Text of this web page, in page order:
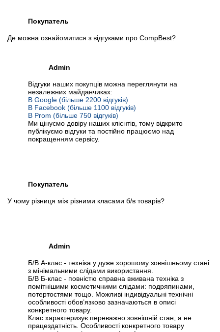
Покупатель
Де можна ознайомитися з відгуками про CompBest?
Admin
Відгуки наших покупців можна переглянути на
незалежних майданчиках:
В Google (більше 2200 відгуків)
В Facebook (більше 1100 відгуків)
В Prom (більше 750 відгуків)
Ми цінуємо довіру наших клієнтів, тому відкрито
публікуємо відгуки та постійно працюємо над
покращенням сервісу.
Покупатель
У чому різниця між різними класами б/в товарів?
Admin
Б/В А-клас - техніка у дуже хорошому зовнішньому стані
з мінімальними слідами використання.
Б/В Б-клас - повністю справна вживана техніка з
помітнішими косметичними слідами: подряпинами,
потертостями тощо. Можливі індивідуальні технічні
особливості обов’язково зазначаються в описі
конкретного товару.
Клас характеризує переважно зовнішній стан, а не
працездатність. Особливості конкретного товару